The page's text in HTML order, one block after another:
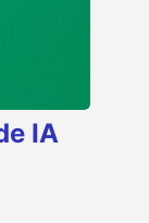
IA